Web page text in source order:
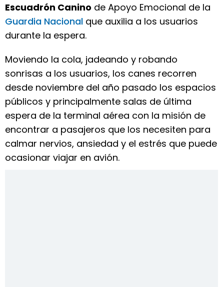
Escuadrón Canino de Apoyo Emocional de la
Guardia Nacional que auxilia a los usuarios
durante la espera.
Moviendo la cola, jadeando y robando
sonrisas a los usuarios, los canes recorren
desde noviembre del año pasado los espacios
públicos y principalmente salas de última
espera de la terminal aérea con la misión de
encontrar a pasajeros que los necesiten para
calmar nervios, ansiedad y el estrés que puede
ocasionar viajar en avión.